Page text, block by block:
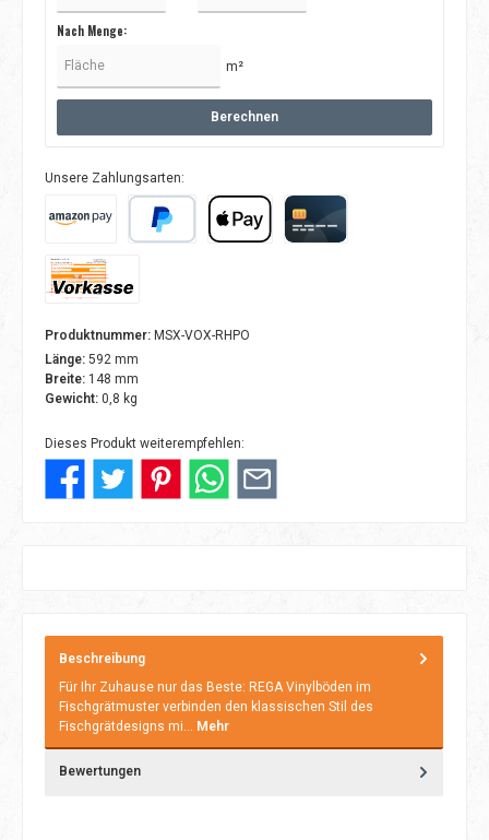
Nach Menge:
m²
Berechnen
Unsere Zahlungsarten:
Produktnummer: MSX-VOX-RHPO
Länge: 592 mm
Breite: 148 mm
Gewicht: 0,8 kg
Dieses Produkt weiterempfehlen:
Beschreibung
Für Ihr Zuhause nur das Beste: REGA Vinylböden im
Fischgrätmuster verbinden den klassischen Stil des
Fischgrätdesigns mi… Mehr
Bewertungen